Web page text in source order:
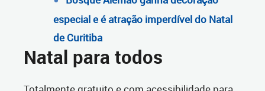
especial e é atração imperdível do Natal
de Curitiba
Natal para todos